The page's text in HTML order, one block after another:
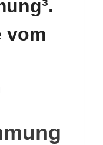
vom